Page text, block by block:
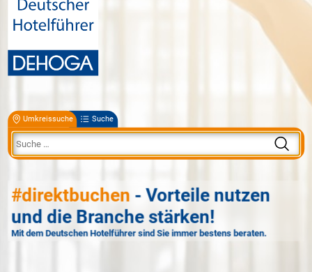
Umkreissuche Suche
#direktbuchen - Vorteile nutzen
und die Branche stärken!
Mit dem Deutschen Hotelführer sind Sie immer bestens beraten.